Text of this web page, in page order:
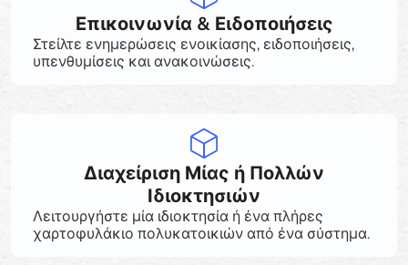
Επικοινωνία & Ειδοποιήσεις
Στείλτε ενημερώσεις ενοικίασης, ειδοποιήσεις,
υπενθυμίσεις και ανακοινώσεις.
Διαχείριση Μίας ή Πολλών
Ιδιοκτησιών
Λειτουργήστε μία ιδιοκτησία ή ένα πλήρες
χαρτοφυλάκιο πολυκατοικιών από ένα σύστημα.